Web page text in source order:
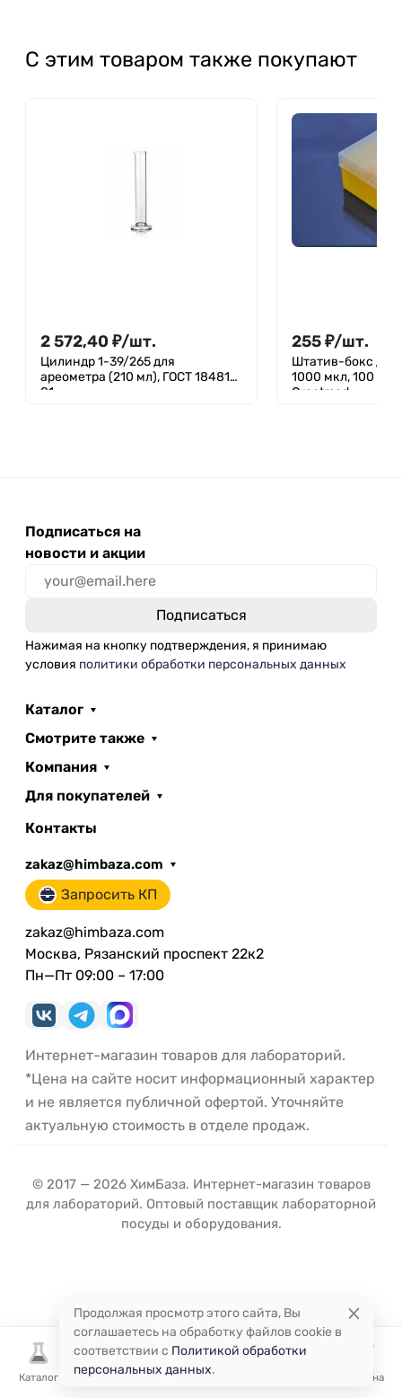
Каталог Избранное Корзина
С этим товаром также покупают
2 572,40 ₽/шт.
Цилиндр 1-39/265 для
ареометра (210 мл), ГОСТ 18481-
81
255₽/шт.
Штатив-бокс для
1000 мкл, 100
Greetmed
Подписаться на
новости и акции
Нажимая на кнопку подтверждения, я принимаю
условия политики обработки персональных данных
Каталог
Смотрите также
Компания
Для покупателей
Контакты
zakaz@himbaza.com
Запросить КП
zakaz@himbaza.com
Москва, Рязанский проспект 22к2
Пн—Пт 09:00 – 17:00
Интернет-магазин товаров для лабораторий.
*Цена на сайте носит информационный характер
и не является публичной офертой. Уточняйте
актуальную стоимость в отделе продаж.
© 2017 — 2026 ХимБаза. Интернет-магазин товаров
для лабораторий. Оптовый поставщик лабораторной
посуды и оборудования.
Продолжая просмотр этого сайта, Вы
соглашаетесь на обработку файлов cookie в
соответствии с Политикой обработки
персональных данных.